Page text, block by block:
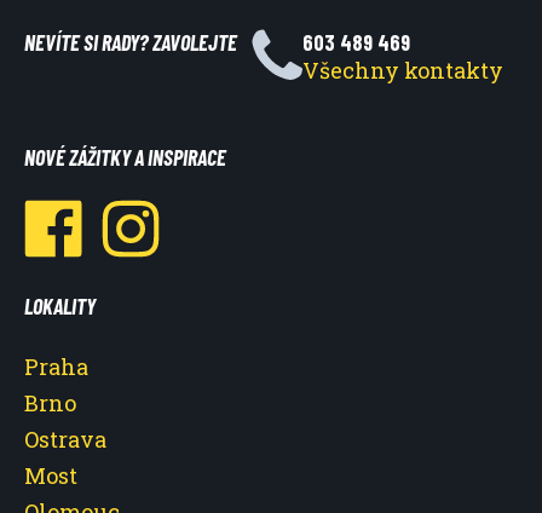
NEVÍTE SI RADY? ZAVOLEJTE 603 489 469
Všechny kontakty
NOVÉ ZÁŽITKY A INSPIRACE
LOKALITY
Praha
Brno
Ostrava
Most